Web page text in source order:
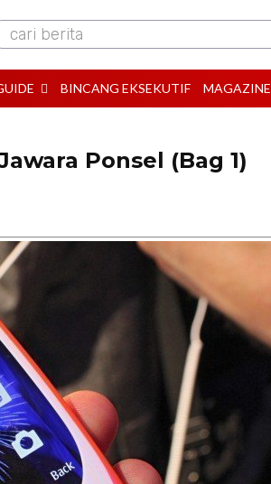
cari berita
BINCANG EKSEKUTIF MAGAZINE
Ponsel (Bag 1)